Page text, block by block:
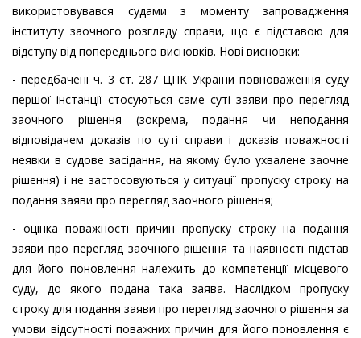
використовувався судами з моменту запровадження
інституту заочного розгляду справи, що є підставою для
відступу від попереднього висновків. Нові висновки:
- передбачені ч. 3 ст. 287 ЦПК України повноваження суду
першої інстанції стосуються саме суті заяви про перегляд
заочного рішення (зокрема, подання чи неподання
відповідачем доказів по суті справи і доказів поважності
неявки в судове засідання, на якому було ухвалене заочне
рішення) і не застосовуються у ситуації пропуску строку на
подання заяви про перегляд заочного рішення;
- оцінка поважності причин пропуску строку на подання
заяви про перегляд заочного рішення та наявності підстав
для його поновлення належить до компетенції місцевого
суду, до якого подана така заява. Наслідком пропуску
строку для подання заяви про перегляд заочного рішення за
умови відсутності поважних причин для його поновлення є